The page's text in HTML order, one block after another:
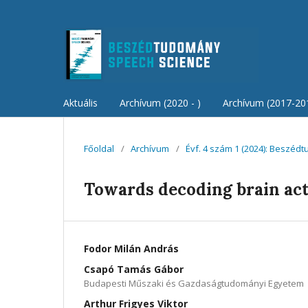
Aktuális Archívum (2020 - ) Archívum (2017-
Főoldal / Archívum / Évf. 4 szám 1 (2024):
Towards decoding brain
Fodor Milán András
Csapó Tamás Gábor
Budapesti Műszaki és Gazdaságtudományi Egyetem
Arthur Frigyes Viktor